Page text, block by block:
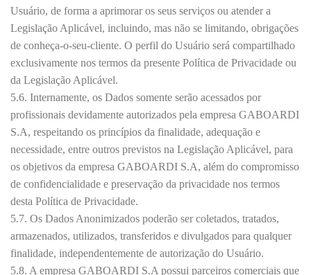
Usuário, de forma a aprimorar os seus serviços ou atender a
Legislação Aplicável, incluindo, mas não se limitando, obrigações
de conheça-o-seu-cliente. O perfil do Usuário será compartilhado
exclusivamente nos termos da presente Política de Privacidade ou
da Legislação Aplicável.
5.6. Internamente, os Dados somente serão acessados por
profissionais devidamente autorizados pela empresa GABOARDI
S.A, respeitando os princípios da finalidade, adequação e
necessidade, entre outros previstos na Legislação Aplicável, para
os objetivos da empresa GABOARDI S.A, além do compromisso
de confidencialidade e preservação da privacidade nos termos
desta Política de Privacidade.
5.7. Os Dados Anonimizados poderão ser coletados, tratados,
armazenados, utilizados, transferidos e divulgados para qualquer
finalidade, independentemente de autorização do Usuário.
5.8. A empresa GABOARDI S.A possui parceiros comerciais que